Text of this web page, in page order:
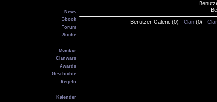
News
Gbook
Forum
Suche
Member
Clanwars
Awards
Geschichte
Regeln
Kalender
Benutzer-Galerie (0) - Clan(0) -